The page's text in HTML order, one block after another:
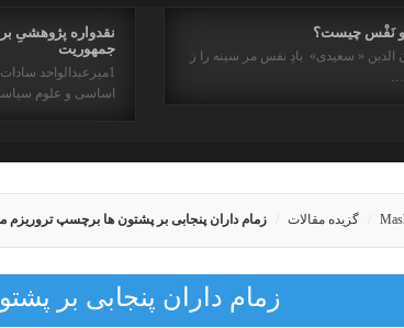
نقدواره پژوهشیِ
جمهوریت
1میرعبدالواحد
اساسی و علوم
و نَفْس چیست؟
الدین « سعیدی» بادِ نفس مر سینه را ز
گزیده مقالات زمام داران پنجابی بر پشتون ها برچسپ تروریزم
زمام داران پنجابی بر